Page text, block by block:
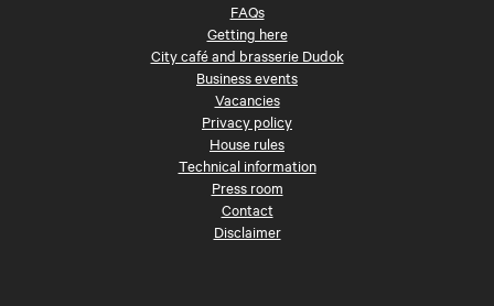
FAQs
Getting here
City café and brasserie Dudok
Business events
Vacancies
Privacy policy
House rules
Technical information
Press room
Contact
Disclaimer